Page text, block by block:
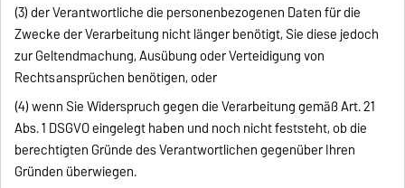
(3) der Verantwortliche die personenbezogenen Daten für die
Zwecke der Verarbeitung nicht länger benötigt, Sie diese jedoch
zur Geltendmachung, Ausübung oder Verteidigung von
Rechtsansprüchen benötigen, oder
(4) wenn Sie Widerspruch gegen die Verarbeitung gemäß Art. 21
Abs. 1 DSGVO eingelegt haben und noch nicht feststeht, ob die
berechtigten Gründe des Verantwortlichen gegenüber Ihren
Gründen überwiegen.